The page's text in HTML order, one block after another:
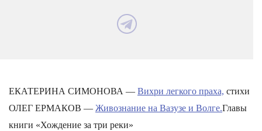
ЕКАТЕРИНА СИМОНОВА — Вихри легкого праха, стихи
ОЛЕГ ЕРМАКОВ — Живознание на Вазузе и Волге.Главы
книги «Хождение за три реки»